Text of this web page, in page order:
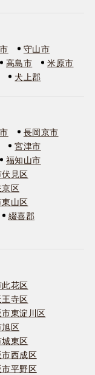
守山市
高島市
米原市
犬上郡
長岡京市
宮津市
福知山市
見区
区
山区
綴喜郡
花区
寺区
東淀川区
区
東区
西成区
平野区